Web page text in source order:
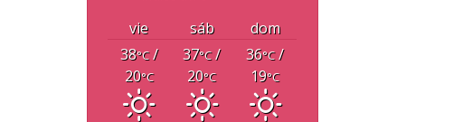
vie sáb
dom
38°C/
20°C
37°C/
20°C
36°C/
19°C